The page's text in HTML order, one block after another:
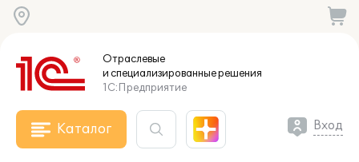
Отраслевые
и специализированныерешения
1С:Предприятие
Каталог Вход